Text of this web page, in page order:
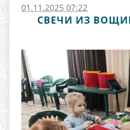
01.11.2025 07:22
СВЕЧИ ИЗ